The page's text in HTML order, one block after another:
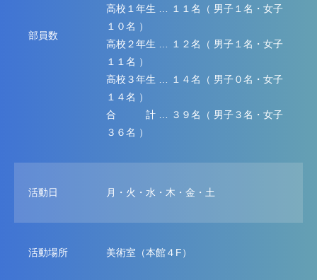
部員数
高校１年生 … １１名（ 男子１名・女子
１０名 ）
高校２年生 … １２名（ 男子１名・女子
１１名 ）
高校３年生 … １４名（ 男子０名・女子
１４名 ）
合 計 … ３９名（ 男子３名・女子
３６名 ）
活動日 月・火・水・木・金・土
活動場所 美術室（本館４F）